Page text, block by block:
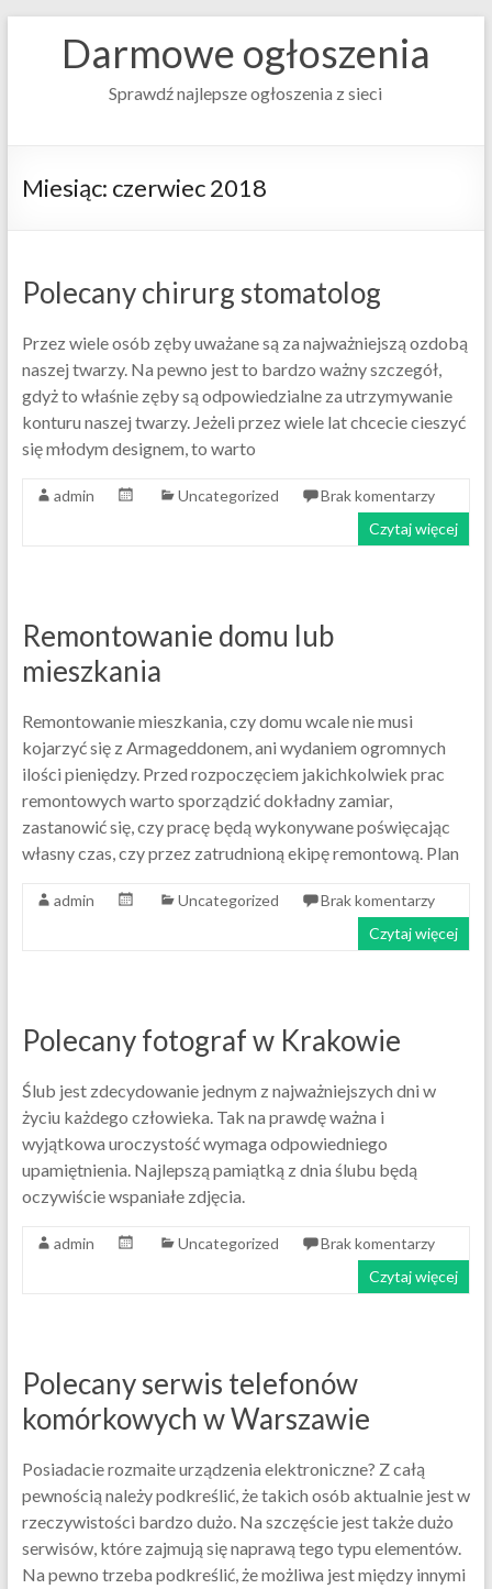
Darmowe ogłoszenia
Sprawdź najlepsze ogłoszenia z sieci
Miesiąc: czerwiec 2018
Polecany chirurg stomatolog
Przez wiele osób zęby uważane są za najważniejszą ozdobą
naszej twarzy. Na pewno jest to bardzo ważny szczegół,
gdyż to właśnie zęby są odpowiedzialne za utrzymywanie
konturu naszej twarzy. Jeżeli przez wiele lat chcecie cieszyć
się młodym designem, to warto
admin Uncategorized
Brak komentarzy
Czytaj więcej
Remontowanie domu lub
mieszkania
Remontowanie mieszkania, czy domu wcale nie musi
kojarzyć się z Armageddonem, ani wydaniem ogromnych
ilości pieniędzy. Przed rozpoczęciem jakichkolwiek prac
remontowych warto sporządzić dokładny zamiar,
zastanowić się, czy pracę będą wykonywane poświęcając
własny czas, czy przez zatrudnioną ekipę remontową. Plan
admin Uncategorized
Brak komentarzy
Czytaj więcej
Polecany fotograf w Krakowie
Ślub jest zdecydowanie jednym z najważniejszych dni w
życiu każdego człowieka. Tak na prawdę ważna i
wyjątkowa uroczystość wymaga odpowiedniego
upamiętnienia. Najlepszą pamiątką z dnia ślubu będą
oczywiście wspaniałe zdjęcia.
admin Uncategorized
Brak komentarzy
Czytaj więcej
Polecany serwis telefonów
komórkowych w Warszawie
Posiadacie rozmaite urządzenia elektroniczne? Z całą
pewnością należy podkreślić, że takich osób aktualnie jest w
rzeczywistości bardzo dużo. Na szczęście jest także dużo
serwisów, które zajmują się naprawą tego typu elementów.
Na pewno trzeba podkreślić, że możliwa jest między innymi